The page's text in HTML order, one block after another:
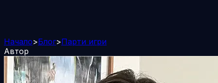
Начало>Блог>Парти игри
Автор